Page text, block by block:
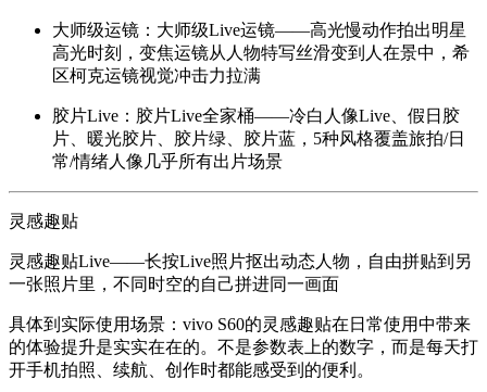
大师级运镜 ：大师级Live运镜——高光慢动作拍出明星
高光时刻，变焦运镜从人物特写丝滑变到人在景中，希
区柯克运镜视觉冲击力拉满
胶片Live ：胶片Live全家桶——冷白人像Live、假日胶
片、暖光胶片、胶片绿、胶片蓝，5种风格覆盖旅拍/日
常/情绪人像几乎所有出片场景
灵感趣贴
灵感趣贴Live——长按Live照片抠出动态人物，自由拼贴到另
一张照片里，不同时空的自己拼进同一画面
具体到实际使用场景：vivo S60的灵感趣贴在日常使用中带来
的体验提升是实实在在的。不是参数表上的数字，而是每天打
开手机拍照、续航、创作时都能感受到的便利。